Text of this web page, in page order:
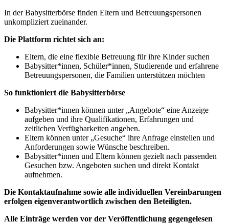
In der Babysitterbörse finden Eltern und Betreuungspersonen
unkompliziert zueinander.
Die Plattform richtet sich an:
Eltern, die eine flexible Betreuung für ihre Kinder suchen
Babysitter*innen, Schüler*innen, Studierende und erfahrene
Betreuungspersonen, die Familien unterstützen möchten
So funktioniert die Babysitterbörse
Babysitter*innen können unter „Angebote“ eine Anzeige
aufgeben und ihre Qualifikationen, Erfahrungen und
zeitlichen Verfügbarkeiten angeben.
Eltern können unter „Gesuche“ ihre Anfrage einstellen und
Anforderungen sowie Wünsche beschreiben.
Babysitter*innen und Eltern können gezielt nach passenden
Gesuchen bzw. Angeboten suchen und direkt Kontakt
aufnehmen.
Die Kontaktaufnahme sowie alle individuellen Vereinbarungen
erfolgen eigenverantwortlich zwischen den Beteiligten.
Alle Einträge werden vor der Veröffentlichung gegengelesen